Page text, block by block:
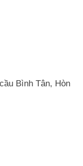
Bình Tân, Hòn